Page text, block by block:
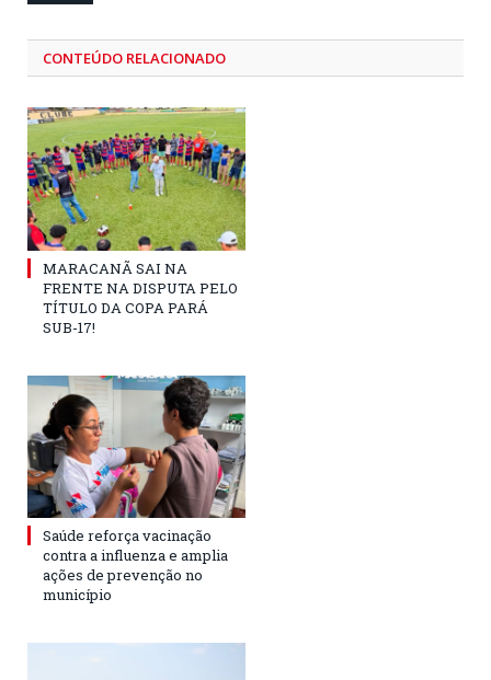
CONTEÚDO RELACIONADO
MARACANÃ SAI NA
FRENTE NA DISPUTA PELO
TÍTULO DA COPA PARÁ
SUB-17!
Saúde reforça vacinação
contra a influenza e amplia
ações de prevenção no
município